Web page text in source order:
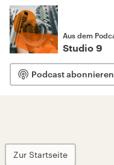
Aus dem
Studio 9
Podcast abonnieren
Zur Startseite